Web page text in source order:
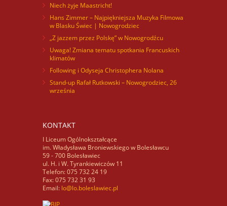
Niech żyje Maastricht!
Hans Zimmer – Najpiękniejsza Muzyka Filmowa
w Blasku Świec | Nowogrodziec
„Z jazzem przez Polskę” w Nowogrodźcu
Uwaga! Zmiana tematu spotkania Francuskich
klimatów
Following i Odyseja Christophera Nolana
Stand-up Rafał Rutkowski – Nowogrodziec, 26
września
KONTAKT
I Liceum Ogólnokształcące
im. Władysława Broniewskiego w Bolesławcu
59 - 700 Bolesławiec
ul. H. i W. Tyrankiewiczów 11
Telefon: 075 732 24 19
Fax: 075 732 31 93
Email: lo@lo.boleslawiec.pl